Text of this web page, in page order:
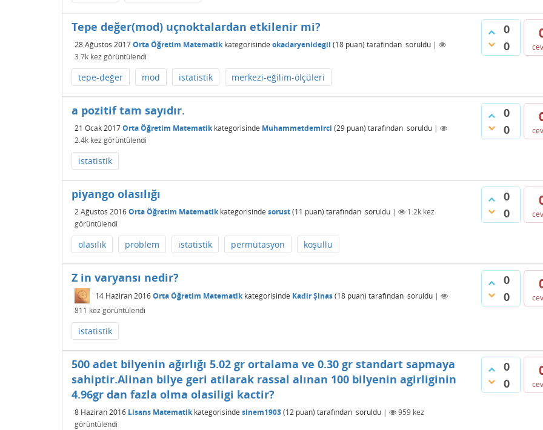
0
0
Tepe değer(mod) uçnoktalardan etkilenir mi?
28 Ağustos 2017Orta Öğretim Matematikkategorisinde okadaryenidegil (18 puan) tarafından soruldu |
3.7k kez görüntülendi
tepe-değer mod istatistik merkezi-eğilim-ölçüleri
0
0
a pozitif tam sayıdır.
21 Ocak 2017Orta Öğretim Matematikkategorisinde Muhammetdemirci (29 puan) tarafından soruldu |
2.4k kez görüntülendi
istatistik
0
0
piyango olasılığı
2 Ağustos 2016Orta Öğretim Matematikkategorisinde sorust(11 puan) tarafından soruldu | 1.2k kez
görüntülendi
olasılık problem istatistik permütasyon koşullu
0
0
Z in varyansı nedir?
14 Haziran 2016Orta Öğretim Matematikkategorisinde Kadir Şinas(18 puan) tarafından soruldu |
811 kez görüntülendi
istatistik
0
0
500 adet bilyenin ağırlığı 5.02 gr ortalama ve 0.30 gr standart sapmaya
sahiptir.Alinan bilye geri atilarak rassal alınan 100 bilyenin agirliginin
4.96gr dan fazla olma olasiligi kactir?
8 Haziran 2016 Lisans Matematikkategorisinde sinem1903(12 puan) tarafından soruldu | 959 kez
görüntülendi